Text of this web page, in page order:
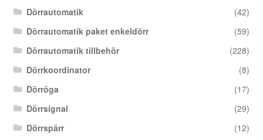
Dörrautomatik
(42)
Dörrautomatik paket enkeldörr
(59)
Dörrautomatik tillbehör
(228)
Dörrkoordinator
(8)
Dörröga
(17)
Dörrsignal
(29)
Dörrspärr
(12)